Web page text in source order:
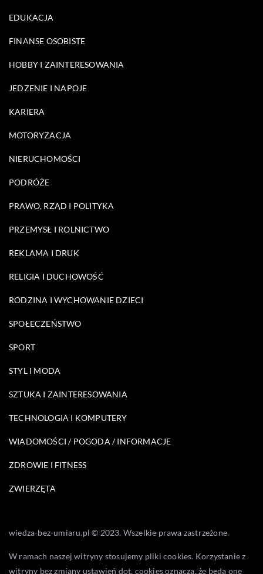
EDUKACJA
FINANSE OSOBISTE
HOBBY I ZAINTERESOWANIA
JEDZENIE I NAPOJE
KARIERA
MOTORYZACJA
NIERUCHOMOŚCI
PODRÓŻE
PRAWO, RZĄD I POLITYKA
PRZEMYSŁ I ROLNICTWO
REKLAMA I DRUK
RELIGIA I DUCHOWOŚĆ
RODZINA I WYCHOWANIE DZIECI
SPOŁECZEŃSTWO
SPORT
STYL I MODA
SZTUKA I ZAINTERESOWANIA
TECHNOLOGIA I KOMPUTERY
WIADOMOŚCI / POGODA / INFORMACJE
ZDROWIE I FITNESS
ZWIERZĘTA
wiedza-bez-umiaru.pl © 2023. Wszelkie prawa zastrzeżone.
W ramach naszej witryny stosujemy pliki cookies. Korzystanie z
witryny bez zmiany ustawień dot. cookies oznacza, że będą one